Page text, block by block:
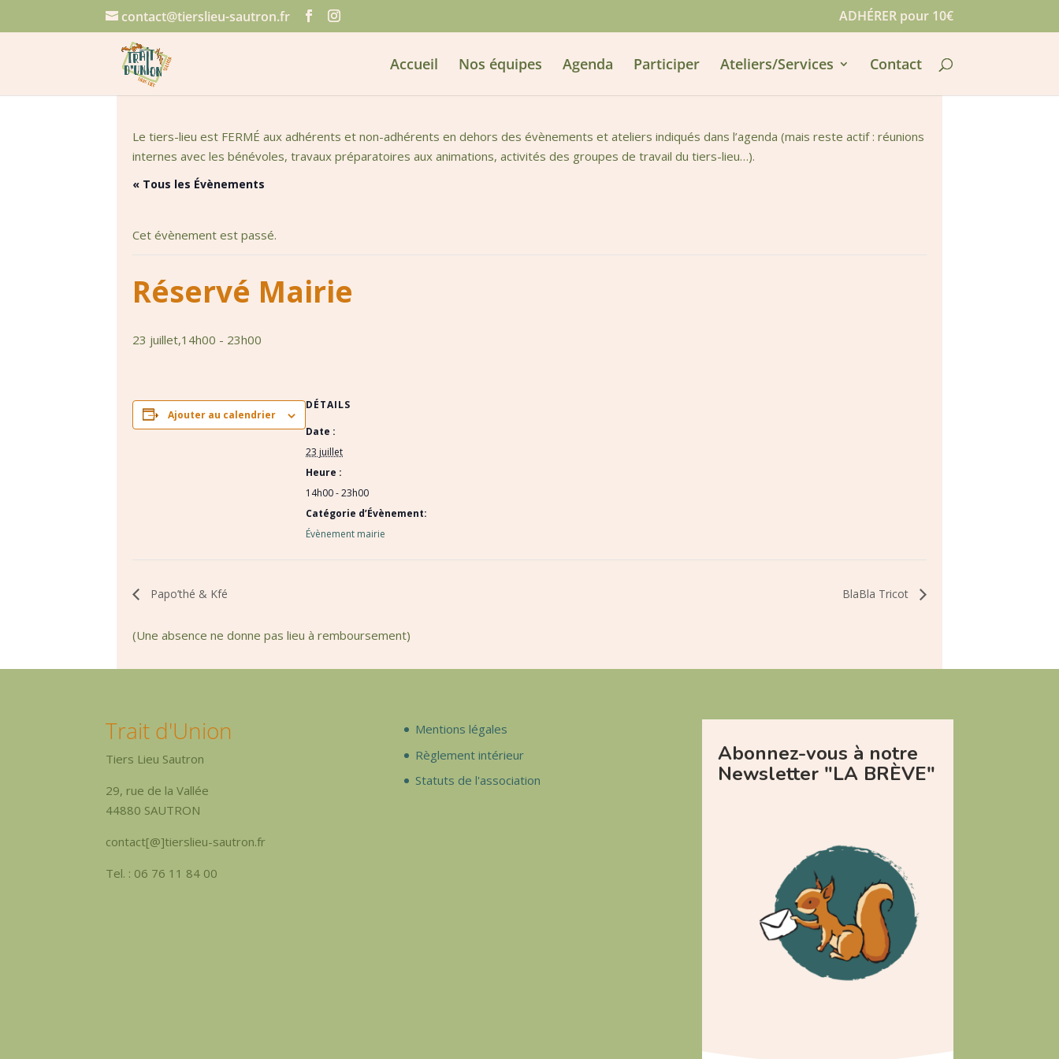
contact@tierslieu-sautron.fr ADHÉRER pour 10€
Accueil Nos équipes Agenda Participer Ateliers/Services Contact
Le tiers-lieu est FERMÉ aux adhérents et non-adhérents en dehors des évènements et ateliers indiqués dans l’agenda (mais reste actif : réunions
internes avec les bénévoles, travaux préparatoires aux animations, activités des groupes de travail du tiers-lieu…).
« Tous les Évènements
Cet évènement est passé.
Réservé Mairie
23 juillet,14h00 - 23h00
Ajouter au calendrier
DÉTAILS
Date :
23 juillet
Heure :
14h00 - 23h00
Catégorie d’Évènement:
Évènement mairie
Papo’thé & Kfé BlaBla Tricot
(Une absence ne donne pas lieu à remboursement)
Trait d'Union
Tiers Lieu Sautron
29, rue de la Vallée
44880 SAUTRON
contact[@]tierslieu-sautron.fr
Tel. : 06 76 11 84 00
Mentions légales
Règlement intérieur
Statuts de l'association
Abonnez-vous à notre
Newsletter "LA BRÈVE"